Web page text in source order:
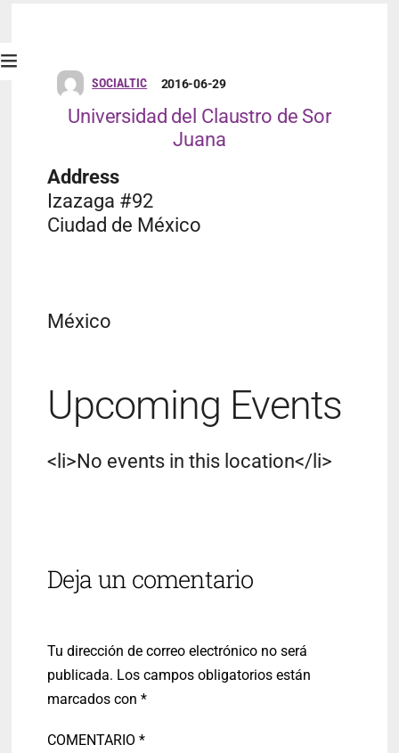
SOCIALTIC 2016-06-29
Universidad del Claustro de Sor
Juana
Address
Izazaga #92
Ciudad de México
México
Upcoming Events
<li>No events in this location</li>
Deja un comentario
Tu dirección de correo electrónico no será
publicada. Los campos obligatorios están
marcados con*
COMENTARIO*